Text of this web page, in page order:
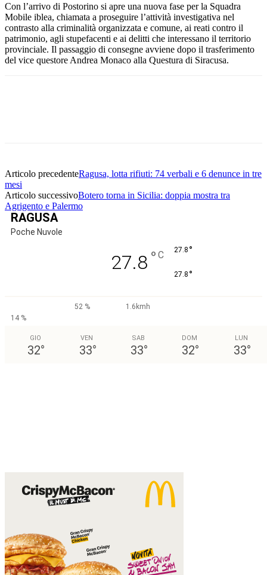
Con l’arrivo di Postorino si apre una nuova fase per la Squadra
Mobile iblea, chiamata a proseguire l’attività investigativa nel
contrasto alla criminalità organizzata e comune, ai reati contro il
patrimonio, agli stupefacenti e ai delitti che interessano il territorio
provinciale. Il passaggio di consegne avviene dopo il trasferimento
del vice questore Andrea Monaco alla Questura di Siracusa.
Articolo precedenteRagusa, lotta rifiuti: 74 verbali e 6 denunce in tre
mesi
Articolo successivoBotero torna in Sicilia: doppia mostra tra
Agrigento e Palermo
RAGUSA
Poche Nuvole
27.8 ° C 27.8 °
27.8 °
52 %
1.6kmh
14 %
GIO
32°
VEN
33°
SAB
33°
DOM
32°
LUN
33°